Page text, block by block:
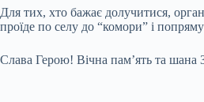
Для тих, хто бажає долучитися,
проїде по селу до “комори” і
Слава Герою! Вічна пам’ять та шана